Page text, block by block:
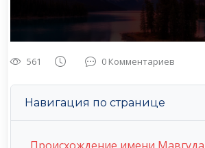
561 0 Комментариев
Навигация по странице
Происхождение имени Мавгуда